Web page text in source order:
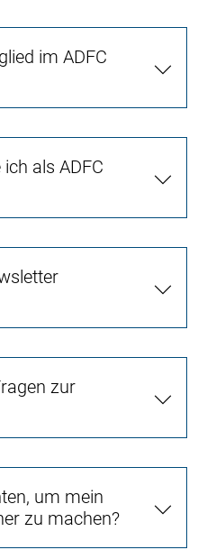
im ADFC
als ADFC
zur
um mein
zu machen?